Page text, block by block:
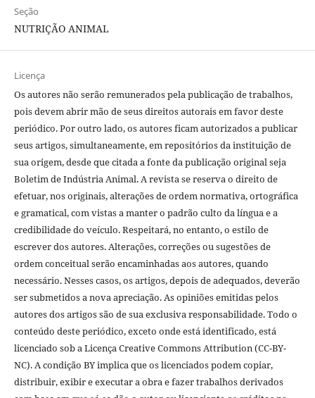
Seção
NUTRIÇÃO ANIMAL
Licença
Os autores não serão remunerados pela publicação de trabalhos,
pois devem abrir mão de seus direitos autorais em favor deste
periódico. Por outro lado, os autores ficam autorizados a publicar
seus artigos, simultaneamente, em repositórios da instituição de
sua origem, desde que citada a fonte da publicação original seja
Boletim de Indústria Animal. A revista se reserva o direito de
efetuar, nos originais, alterações de ordem normativa, ortográfica
e gramatical, com vistas a manter o padrão culto da língua e a
credibilidade do veículo. Respeitará, no entanto, o estilo de
escrever dos autores. Alterações, correções ou sugestões de
ordem conceitual serão encaminhadas aos autores, quando
necessário. Nesses casos, os artigos, depois de adequados, deverão
ser submetidos a nova apreciação. As opiniões emitidas pelos
autores dos artigos são de sua exclusiva responsabilidade. Todo o
conteúdo deste periódico, exceto onde está identificado, está
licenciado sob a Licença Creative Commons Attribution (CC-BY-
NC). A condição BY implica que os licenciados podem copiar,
distribuir, exibir e executar a obra e fazer trabalhos derivados